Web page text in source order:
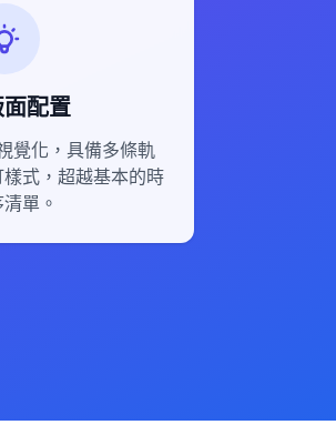
配置
覺化，具備多條軌
式，超越基本的時
單。